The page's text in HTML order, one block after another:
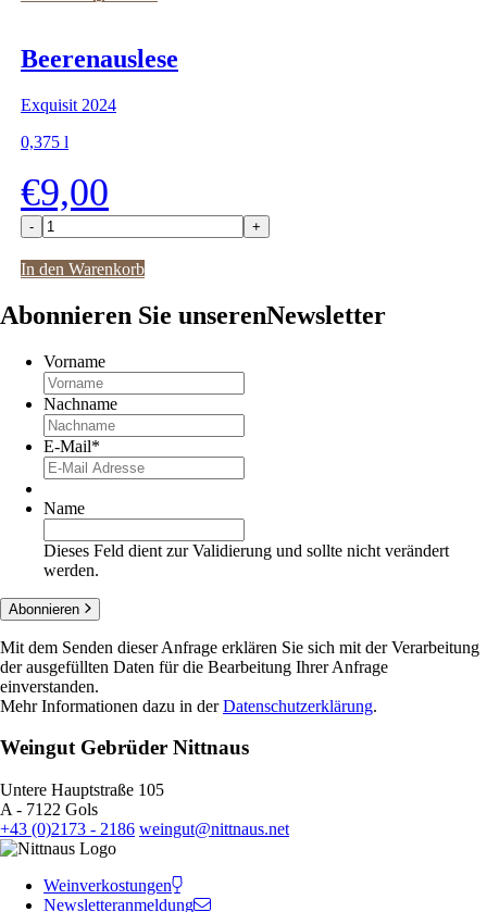
Beerenauslese
Exquisit 2024
0,375 l
€9,00
Beerenauslese
Menge
In den Warenkorb
Abonnieren Sie unserenNewsletter
Vorname
Nachname
E-Mail*
Name
Dieses Feld dient zur Validierung und sollte nicht verändert
werden.
Abonnieren
Mit dem Senden dieser Anfrage erklären Sie sich mit der Verarbeitung
der ausgefüllten Daten für die Bearbeitung Ihrer Anfrage
einverstanden.
Mehr Informationen dazu in derDatenschutzerklärung.
Weingut Gebrüder Nittnaus
Untere Hauptstraße 105
A - 7122 Gols
+43 (0)2173 - 2186 weingut@nittnaus.net
Weinverkostungen
Newsletteranmeldung